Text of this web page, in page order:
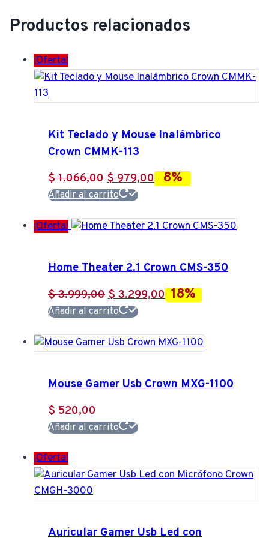
Productos relacionados
¡Oferta!
Kit Teclado y Mouse Inalámbrico
Crown CMMK-113
$1.066,00 El
precio
era:
$979,00El
es:
8%
Añadir al carrito
¡Oferta!
Home Theater 2.1 Crown CMS-350
$3.999,00 El
precio
era:
$3.299,00El
es:
18%
Añadir al carrito
Mouse Gamer Usb Crown MXG-1100
$ 520,00
Añadir al carrito
¡Oferta!
Auricular Gamer Usb Led con